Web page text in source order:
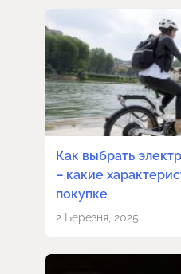
Как выбрать
– какие
покупке
2 Березня, 2025